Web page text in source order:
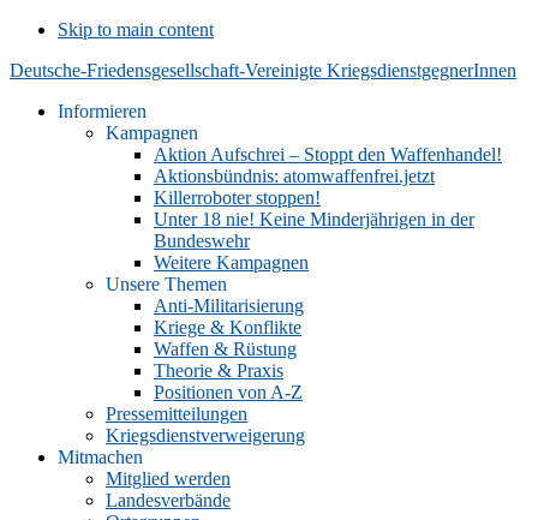
Skip to main content
Deutsche-Friedensgesellschaft-Vereinigte KriegsdienstgegnerInnen
Informieren
Kampagnen
Aktion Aufschrei – Stoppt den Waffenhandel!
Aktionsbündnis: atomwaffenfrei.jetzt
Killerroboter stoppen!
Unter 18 nie! Keine Minderjährigen in der
Bundeswehr
Weitere Kampagnen
Unsere Themen
Anti-Militarisierung
Kriege & Konflikte
Waffen & Rüstung
Theorie & Praxis
Positionen von A-Z
Pressemitteilungen
Kriegsdienstverweigerung
Mitmachen
Mitglied werden
Landesverbände